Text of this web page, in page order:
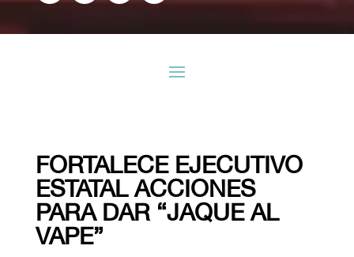
FORTALECE EJECUTIVO
ESTATAL ACCIONES
PARA DAR “JAQUE AL
VAPE”